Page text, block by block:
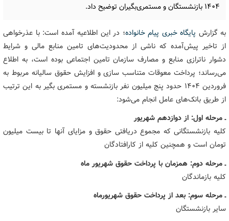
۱۴۰۴ بازنشستگان و مستمری‌بگیران توضیح داد.
به گزارش پایگاه خبری پیام خانواده؛ در این اطلاعیه آمده است: با عذرخواهی
از تاخیر پیش‌آمده که ناشی از محدودیت‌های تامین منابع مالی و شرایط
دشوار ناترازی منابع و مصارف سازمان تامین اجتماعی بوده است، به اطلاع
می‌رساند؛ پرداخت معوقات متناسب سازی و افزایش حقوق سالیانه مربوط به
فروردین ۱۴۰۴ حدود پنج میلیون نفر بازنشسته و مستمری بگیر به این ترتیب
از طریق بانک‌های عامل انجام می‌شود:
ـ مرحله اول: از دوازدهم شهریور
کلیه بازنشستگانی که مجموع دریافتی حقوق و مزایای آنها تا بیست میلیون
تومان است و همچنین کلیه از کارافتادگان
ـ مرحله دوم: همزمان با پرداخت حقوق شهریور ماه
کلیه بازماندگان
ـ مرحله سوم: بعد از پرداخت حقوق شهریورماه
سایر بازنشستگان